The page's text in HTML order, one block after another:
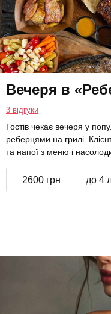
Вечеря в
3 відгуки
Гостів чекає вечеря у
реберцями на грилі.
та напої з меню і
2600 грн до 4